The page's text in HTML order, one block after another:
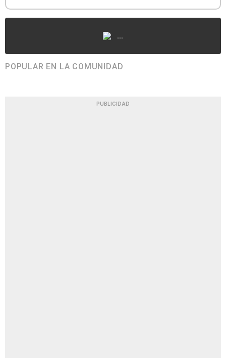
...
POPULAR EN LA COMUNIDAD
PUBLICIDAD